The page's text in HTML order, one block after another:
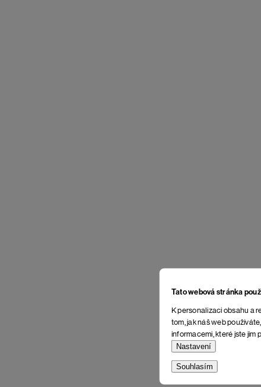
Tato webová stránka
K personalizaci obsahu a
tom, jak náš web
informacemi, které jste jim
Nastavení
Souhlasím